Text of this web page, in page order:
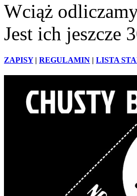
Wciąż
Jest ich jeszcze
ZAPISY| REGULAMIN | LISTA